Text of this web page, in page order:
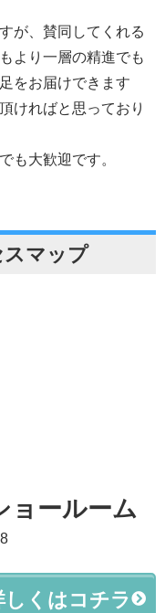
が、賛同してくれる
より一層の精進でも
をお届けできます
ければと思っており
も大歓迎です。
マップ
ールーム
くはコチラ